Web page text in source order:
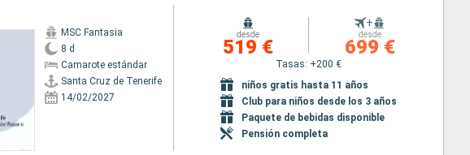
MSC Fantasia
8 d
Camarote estándar
Santa Cruz de Tenerife
14/02/2027
desde
519 €
+
desde
699 €
Tasas: +200 €
niños gratis hasta 11 años
Club para niños desde los 3 años
Paquete de bebidas disponible
Pensión completa